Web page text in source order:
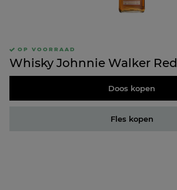
OP VOORRAAD
Whisky Johnnie Walker
Doos kopen
Fles kopen